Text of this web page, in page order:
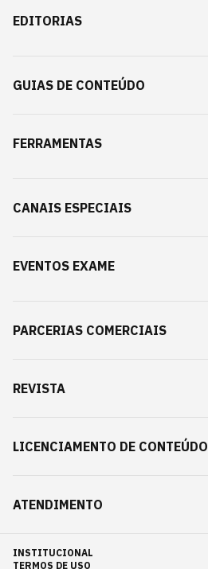
EDITORIAS
GUIAS DE CONTEÚDO
FERRAMENTAS
CANAIS ESPECIAIS
EVENTOS EXAME
PARCERIAS COMERCIAIS
REVISTA
LICENCIAMENTO DE CONTEÚDO
ATENDIMENTO
INSTITUCIONAL
TERMOS DE USO